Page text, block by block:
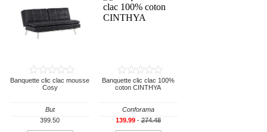
Banquette clic clac mousse
Cosy
But
399.50
Banquette clic clac 100%
coton CINTHYA
Conforama
139.99-274.48